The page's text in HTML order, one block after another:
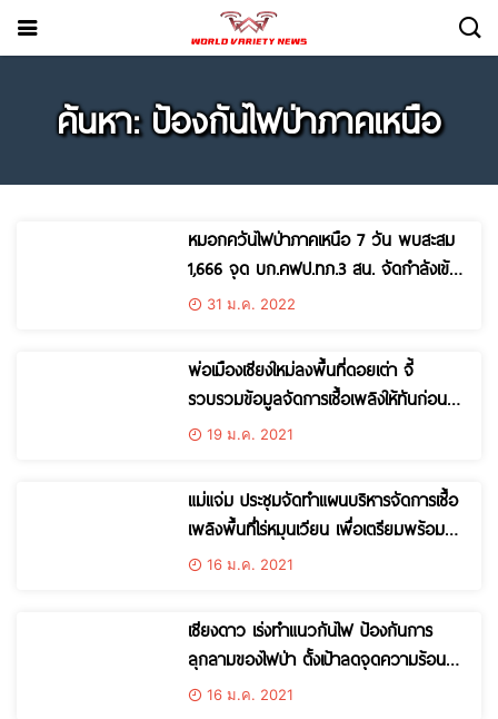
ค้นหา: ป้องกันไฟป่าภาคเหนือ
หมอกควันไฟป่าภาคเหนือ 7 วัน พบสะสม
1,666 จุด บก.คฟป.ทภ.3 สน. จัดกำลังเข้า
พื้นที่เสี่ยง รณรงค์ลดการเผาในพื้นที่โล่ง
31 ม.ค. 2022
พ่อเมืองเชียงใหม่ลงพื้นที่ดอยเต่า จี้
รวบรวมข้อมูลจัดการเชื้อเพลิงให้ทันก่อน
31 ม.ค. นี้ เพื่อแก้ปัญหาไฟป่าหมอกควัน
19 ม.ค. 2021
แม่แจ่ม ประชุมจัดทำแผนบริหารจัดการเชื้อ
เพลิงพื้นที่ไร่หมุนเวียน เพื่อเตรียมพร้อม
ป้องกันปัญหาฝุ่นละอองขนาดเล็กในพื้นที่
16 ม.ค. 2021
เชียงดาว เร่งทำแนวกันไฟ ป้องกันการ
ลุกลามของไฟป่า ตั้งเป้าลดจุดความร้อนลง
ร้อยละ 25 ของปีที่ผ่านมา
16 ม.ค. 2021